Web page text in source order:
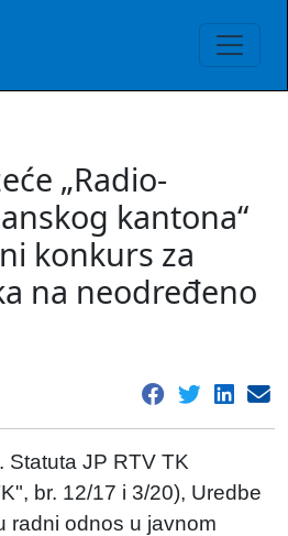
„Radio-
kantona“
konkurs za
na neodređeno
Statuta JP RTV TK
br. 12/17 i 3/20), Uredbe
radni odnos u javnom